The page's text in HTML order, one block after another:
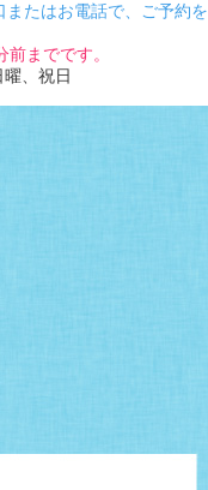
たはお電話で、ご予約を
までです。
、祝日